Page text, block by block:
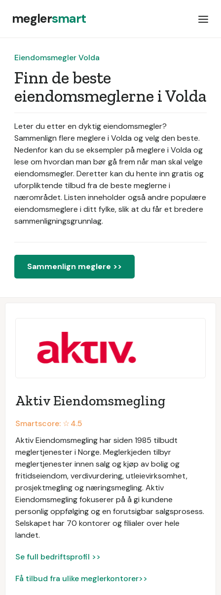
meglersmart
Eiendomsmegler Volda
Finn de beste
eiendomsmeglerne i Volda
Leter du etter en dyktig eiendomsmegler?
Sammenlign flere meglere i Volda og velg den beste.
Nedenfor kan du se eksempler på meglere i Volda og
lese om hvordan man bør gå frem når man skal velge
eiendomsmegler. Deretter kan du hente inn gratis og
uforpliktende tilbud fra de beste meglerne i
nærområdet. Listen inneholder også andre populære
eiendomsmeglere i ditt fylke, slik at du får et bredere
sammenligningsgrunnlag.
Sammenlign meglere >>
Aktiv Eiendomsmegling
Smartscore: ☆4.5
Aktiv Eiendomsmegling har siden 1985 tilbudt
meglertjenester i Norge. Meglerkjeden tilbyr
meglertjenester innen salg og kjøp av bolig og
fritidseiendom, verdivurdering, utleievirksomhet,
prosjektmegling og næringsmegling. Aktiv
Eiendomsmegling fokuserer på å gi kundene
personlig oppfølging og en forutsigbar salgsprosess.
Selskapet har 70 kontorer og filialer over hele
landet.
Se full bedriftsprofil >>
Få tilbud fra ulike meglerkontorer>>